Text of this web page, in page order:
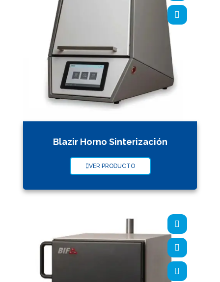
Blazir Horno Sinterización
VER PRODUCTO